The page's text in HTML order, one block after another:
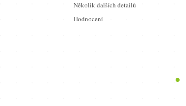
Několik dalších detailů
Hodnocení